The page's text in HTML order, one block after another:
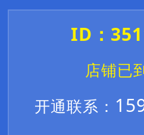
ID：
店铺已
开通联系：